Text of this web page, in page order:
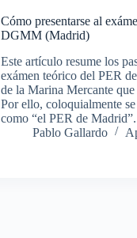
Cómo presentarse al
DGMM (Madrid)
Este artículo resume los
exámen teórico del PER
de la Marina Mercante
Por ello, coloquialmente
como “el PER de
Pablo Gallardo